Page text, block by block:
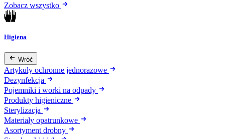
Zobacz wszystko
Higiena
Wróć
Artykuły ochronne jednorazowe
Dezynfekcja
Pojemniki i worki na odpady
Produkty higieniczne
Sterylizacja
Materiały opatrunkowe
Asortyment drobny